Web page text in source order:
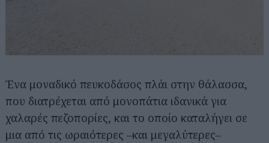
Ένα μοναδικό πευκοδάσος πλάι στην θάλασσα,
που διατρέχεται από μονοπάτια ιδανικά για
χαλαρές πεζοπορίες, και το οποίο καταλήγει σε
μια από τις ωραιότερες –και μεγαλύτερες–